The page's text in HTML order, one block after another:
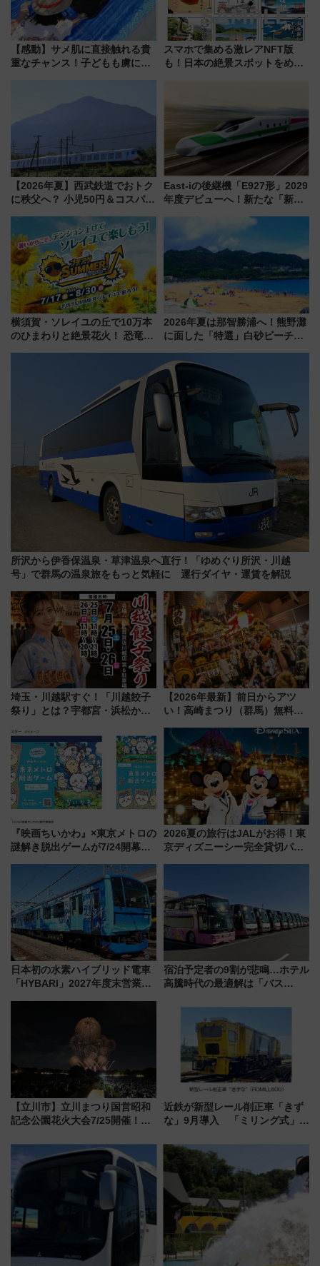
【感動】サメ肌に直接触れる貴
重なチャンス！子どもも虜にな
スマホで集める激レアNFT版
も！日本の絶景スポットをめぐ
【2026年夏】西武鉄道でおトク
に秩父へ？ 小児50円＆コスパ最
族旅行！ 深夜の正丸トンネル探
検や特急ラビューも
East-iの後継機「E927形」2029
年度デビューへ！新たな「新幹
横須賀・ソレイユの丘で10万本
のひまわりと絶景花火！ 恐竜や
2026年夏は那智勝浦へ！熊野灘
に面した「特選」白砂ビーチは
会」は8月11日開催！
所沢から伊香保温泉・草津温泉へ直行！「ゆめぐり所沢・川越
号」で群馬の温泉旅をもっと気軽に 運行ダイヤ・運賃を解説
埼玉・川越駅すぐ！「川越餃子
祭り」とは？宇都宮・浜松から
を食べ比べ【7月25日・26日開
催】
【2026年最新】前日からアツ
い！高崎まつり（群馬）無料観
しまで
『映画ちいかわ』×東京メトロの
謎解き脱出ゲームが7/24開幕！
遊び方を解説！（7/10発売開
2026夏の旅行はJALがお得！東
京ディズニーシー完全貸切パー
線に2回搭乗」
日本初の水素ハイブリッド電車
「HYBARI」2027年度末営業運
宿泊予定者の9割が悲鳴…ホテル
高騰時代の最適解は「バス
した、推し活遠征や観光時のリ
アルな懐事情
【立川市】立川まつり国営昭和
記念公園花火大会7/25開催！
混雑に要注意、その理由は
近鉄が新型レール削正車「きず
な」9月導入 「ミリング式」採
化！安全性や乗り心地の向上に
貢献するだけでなく、全線区で
活躍するための仕組みも